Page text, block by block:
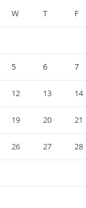
W T F
5 6 7
12 13 14
19 20 21
26 27 28